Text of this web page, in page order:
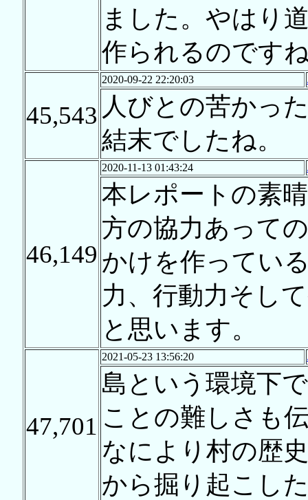
ました。やはり
作られるのです
45,543
2020-09-22 22:20:03
人びとの苦かっ
結末でしたね。
46,149
2020-11-13 01:43:24
本レポートの素
方の協力あって
かけを作ってい
力、行動力そし
と思います。
47,701
2021-05-23 13:56:20
島という環境下
ことの難しさも
なにより村の歴
から掘り起こし